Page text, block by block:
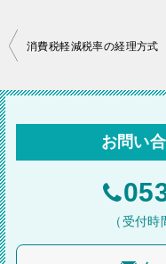
投
ナ
ビ
ゲ
ョ
消費税軽減税率の経理方式
お問い
（受付